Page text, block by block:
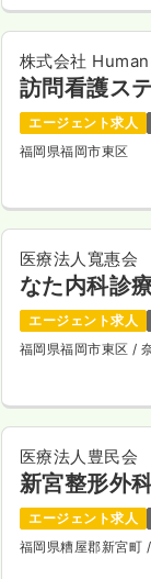
株式会社
訪問看護ス
エージェント求人
福岡県福岡市東区
医療法人寬惠会
なた内科診
エージェント求人
福岡県福岡市東区/
医療法人豊民会
新宮整形外
エージェント求人
福岡県糟屋郡新宮町